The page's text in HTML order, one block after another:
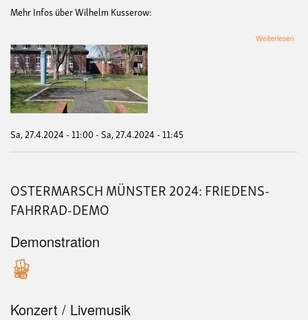
Mehr Infos über Wilhelm Kusserow:
Weiterlesen
Sa, 27.4.2024 - 11:00-Sa, 27.4.2024 - 11:45
OSTERMARSCH MÜNSTER 2024: FRIEDENS-
FAHRRAD-DEMO
Demonstration
Konzert / Livemusik